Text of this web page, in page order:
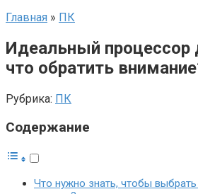
Главная » ПК
Идеальный процессор
что обратить
Рубрика: ПК
Содержание
Что нужно знать, чтобы